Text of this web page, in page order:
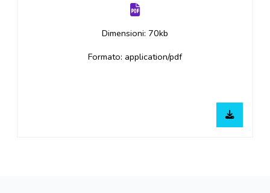
Dimensioni: 70kb
Formato: application/pdf